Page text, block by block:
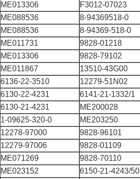
ME013306
F3012-07023
ME088536
8-94369518-0
ME088536
8-94369-518-0
ME011731
9828-01218
ME013306
9828-79102
ME011867
13510-43G00
6136-22-3510
12279-51N02
6130-22-4231
6141-21-1332/1
6130-21-4231
ME200028
1-09625-320-0
ME203250
12278-97000
9828-96101
12279-97006
9828-01109
ME071269
9828-70110
ME023152
6150-21-4243/50